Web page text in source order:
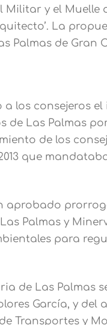
y el Muelle
La
Palmas de Gran
a los consejeros
de Las Palmas
de los
que
aprobado
Palmas y
para
de Las Palmas
García, y del
Transportes y